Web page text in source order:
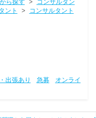
ら探す >
コンサルタン
ント >
コンサルタント
出張あり 急募
オンライ